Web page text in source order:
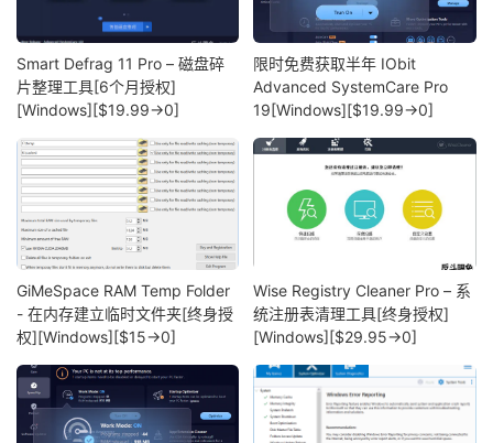
Smart Defrag 11 Pro – 磁盘碎
片整理工具[6个月授权]
[Windows][$19.99→0]
限时免费获取半年 IObit
Advanced SystemCare Pro
19[Windows][$19.99→0]
GiMeSpace RAM Temp Folder
- 在内存建立临时文件夹[终身授
权][Windows][$15→0]
Wise Registry Cleaner Pro – 系
统注册表清理工具[终身授权]
[Windows][$29.95→0]